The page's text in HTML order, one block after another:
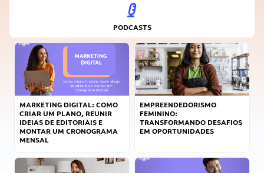
PODCASTS
MARKETING DIGITAL: COMO
CRIAR UM PLANO, REUNIR
IDEIAS DE EDITORIAIS E
MONTAR UM CRONOGRAMA
MENSAL
EMPREENDEDORISMO
FEMININO:
TRANSFORMANDO DESAFIOS
EM OPORTUNIDADES